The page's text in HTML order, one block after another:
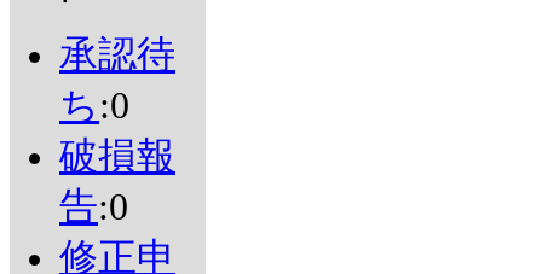
承認待
ち :0
破損報
告:0
修正申